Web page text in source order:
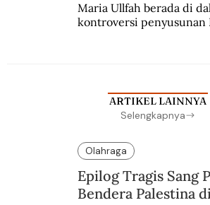
Maria Ullfah berada di
kontroversi penyusunan
ARTIKEL LAINNYA
Selengkapnya
Olahraga
Epilog Tragis Sang
Bendera Palestina